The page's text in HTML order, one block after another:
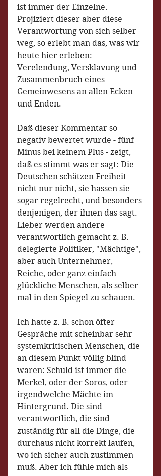
ist immer der Einzelne.
Projiziert dieser aber diese
Verantwortung von sich selber
weg, so erlebt man das, was wir
heute hier erleben:
Verelendung, Versklavung und
Zusammenbruch eines
Gemeinwesens an allen Ecken
und Enden.
Daß dieser Kommentar so
negativ bewertet wurde - fünf
Minus bei keinem Plus - zeigt,
daß es stimmt was er sagt: Die
Deutschen schätzen Freiheit
nicht nur nicht, sie hassen sie
sogar regelrecht, und besonders
denjenigen, der ihnen das sagt.
Lieber werden andere
verantwortlich gemacht z. B.
delegierte Politiker, "Mächtige",
aber auch Unternehmer,
Reiche, oder ganz einfach
glückliche Menschen, als selber
mal in den Spiegel zu schauen.
Ich hatte z. B. schon öfter
Gespräche mit scheinbar sehr
systemkritischen Menschen, die
an diesem Punkt völlig blind
waren: Schuld ist immer die
Merkel, oder der Soros, oder
irgendwelche Mächte im
Hintergrund. Die sind
verantwortlich, die sind
zuständig für all die Dinge, die
durchaus nicht korrekt laufen,
wo ich sicher auch zustimmen
muß. Aber ich fühle mich als